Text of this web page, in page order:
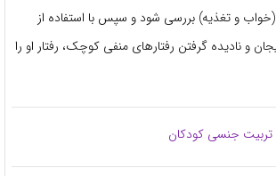
(خواب و تغذیه) بررسی شود و سپس با استفاده از
و نادیده گرفتن رفتارهای منفی کوچک، رفتار او را